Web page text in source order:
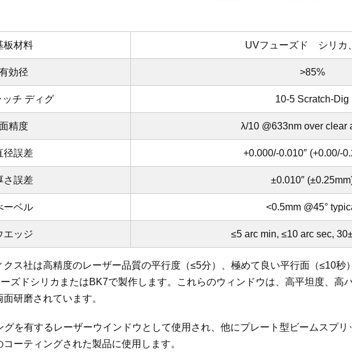
板材料 UVフューズド シリカ
効径 >85%
ッチ ディグ 10-5 Scratch-Dig
精度 λ/10 @633nm over clear
径誤差 +0.000/-0.010″ (+0.00/-
さ誤差 ±0.010″
ーベル <0.5mm @45°
エッジ ≤5 arc min, ≤10 arc sec,
ス社は高精度のレーザー品質の平行度（≤5分）、極めて良い平行面（≤10
ズドシリカまたはBK7で製作します。これらのウィンドウは、高平坦度、高
研磨されています。
グを有するレーザーウインドウとして使用され、他にプレート型ビームスプ
ーティングされた製品に使用します。